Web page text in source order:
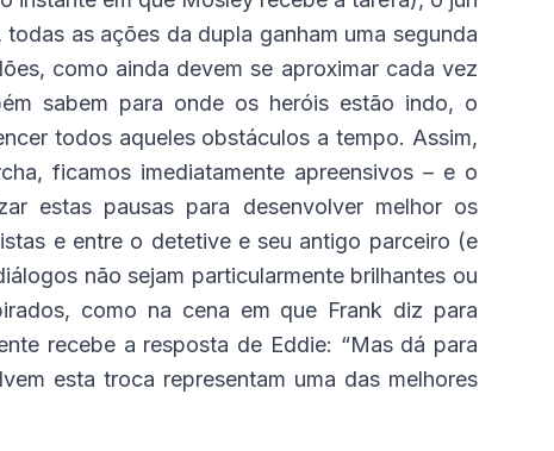
as ações da dupla ganham uma segunda
como ainda devem se aproximar cada vez
sabem para onde os heróis estão indo, o
todos aqueles obstáculos a tempo. Assim,
ficamos imediatamente apreensivos – e o
estas pausas para desenvolver melhor os
e entre o detetive e seu antigo parceiro (e
não sejam particularmente brilhantes ou
como na cena em que Frank diz para
recebe a resposta de Eddie: “Mas dá para
esta troca representam uma das melhores